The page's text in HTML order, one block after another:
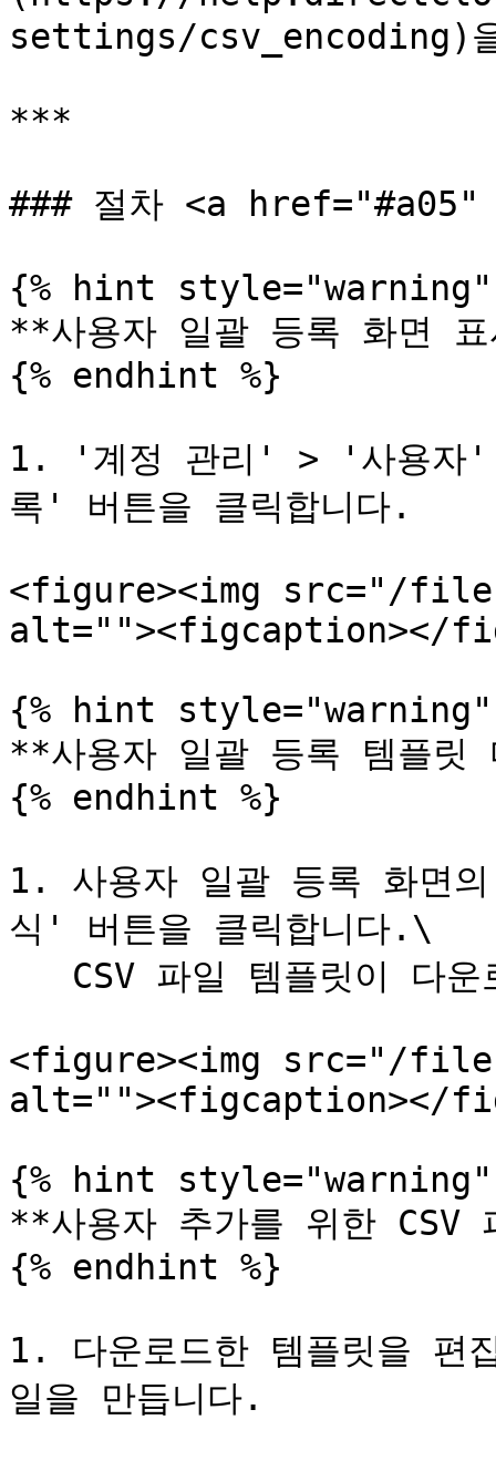
settings/csv_encoding)
***
### 절차 <a
{% hint style="warning"
**사용자 일괄 등록 화면
{% endhint %}
1. '계정 관리' > '사용자'
록' 버튼을 클릭합니다.
<figure><img src="/files/
alt=""><figcaption></
{% hint style="warning"
**사용자 일괄 등록 템플릿
{% endhint %}
1. 사용자 일괄 등록 화면
식' 버튼을 클릭합니다.\
<figure><img src="/files/
alt=""><figcaption></
{% hint style="warning"
**사용자 추가를 위한 CSV
{% endhint %}
1. 다운로드한 템플릿을 편
일을 만듭니다.